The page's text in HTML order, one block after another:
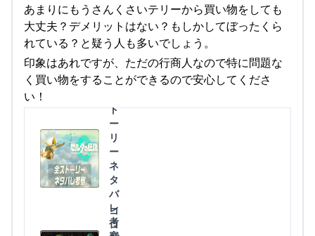
あまりにもうさんくさいテリーから買い物をしても
大丈夫？デメリットはない？もしかしてぼったくら
れている？と疑う人も多いでしょう。
印象はあれですが、ただの行商人なので特に問題な
く買い物をすることができるので安心してくださ
い！
全
ト
ー
リ
ー
ネ
タ
バ
レ
考
コ
ロ